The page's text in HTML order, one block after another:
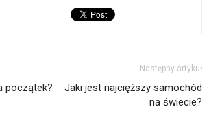
początek?
Następny artykuł
Jaki jest najcięższy samochód
na świecie?